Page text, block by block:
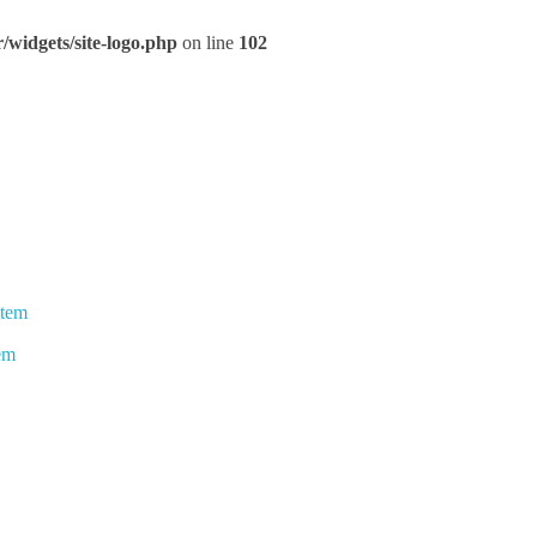
site-logo.php on line 102